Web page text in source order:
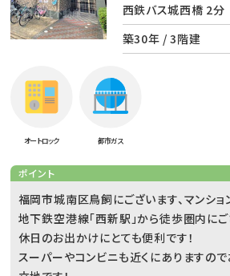
西鉄バス城西橋 2分
築30年 / 3階建
オートロック 都市ガス
ポイント
福岡市城南区鳥飼にございます、マンショ
地下鉄空港線「西新駅」から徒歩圏内に
休日のお出かけにとても便利です！
スーパーやコンビニも近くにありますの